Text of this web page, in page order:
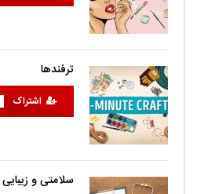
ترفندها
اشتراک
سلامتی و زیبایی